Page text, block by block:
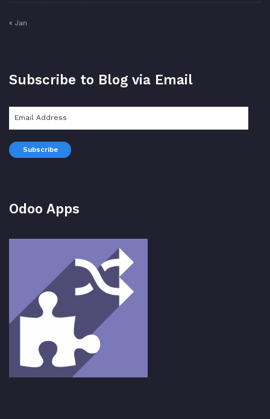
« Jan
Subscribe to Blog via Email
Address
Subscribe
Odoo Apps